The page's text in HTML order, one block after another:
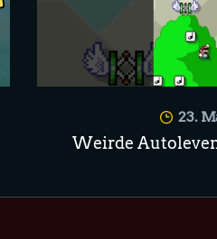
23.
Weirde